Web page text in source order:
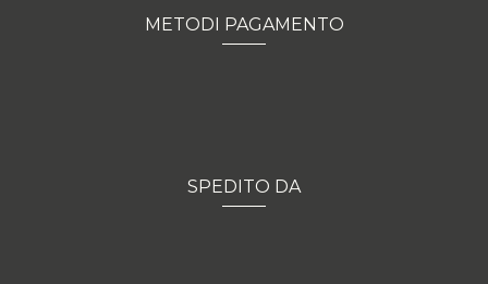
METODI PAGAMENTO
SPEDITO DA